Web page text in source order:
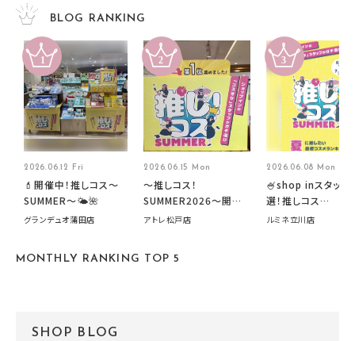
BLOG RANKING
2026.06.12 Fri
💄開催中！推しコス〜
SUMMER〜🌤️🌺
グランデュオ蒲田店
2026.06.15 Mon
～推しコス！
SUMMER2026～開催
中です！
アトレ松戸店
2026.06.08 Mon
🍧shop inスタッフ
選！推しコス
summer2026開催
ルミネ立川店
MONTHLY RANKING TOP 5
SHOP BLOG